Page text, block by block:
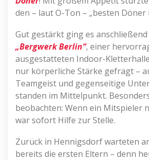
den – laut O-Ton – „besten Döner
Gut gestärkt ging es
„Bergwerk Berlin“, einer
ausgestatteten Indoor-
nur körperliche Stärke gefragt –
Teamgeist und gegenseitige
standen im Mittelpunkt.
beobachten: Wenn ein Mitspieler
war sofort Hilfe zur Stelle.
Zurück in Hennigsdorf warteten
bereits die ersten Eltern – denn